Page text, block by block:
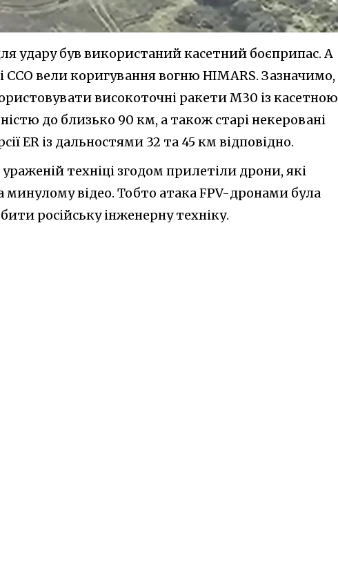
удару був використаний касетний боєприпас. А
ССО вели коригування вогню HIMARS. Зазначимо,
високоточні ракети M30 із касетною
до близько 90 км, а також старі некеровані
ER із дальностями 32 та 45 км відповідно.
техніці згодом прилетіли дрони, які
минулому відео. Тобто атака FPV-дронами була
російську інженерну техніку.